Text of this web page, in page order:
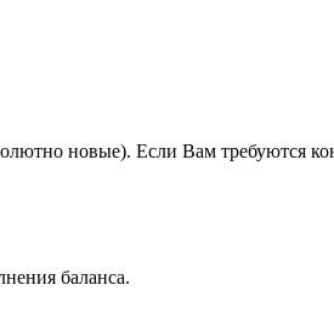
новые). Если Вам требуются
баланса.